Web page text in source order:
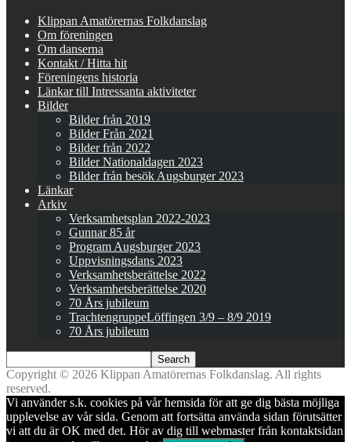
Klippan Amatörernas Folkdanslag
Om föreningen
Om danserna
Kontakt / Hitta hit
Föreningens historia
Länkar till Intressanta aktiviteter
Bilder
Bilder från 2019
Bilder Från 2021
Bilder från 2022
Bilder Nationaldagen 2023
Bilder från besök Augsburger 2023
Länkar
Arkiv
Verksamhetsplan 2022-2023
Gunnar 85 år
Program Augsburger 2023
Uppvisningsdans 2023
Verksamhetsberättelse 2022
Verksamhetsberättelse 2020
70 Års jubileum
TrachtengruppeLöffingen 3/9 – 8/9 2019
70 Års jubileum
Copyright © 2026 Klippan Amatörernas Folkdanslag. All rights
reserved.
Vi använder s.k. cookies på vår hemsida för att ge dig bästa möjliga
upplevelse av vår sida. Genom att fortsätta använda sidan förutsätter
vi att du är OK med det. Hör av dig till webmaster från kontaktsidan